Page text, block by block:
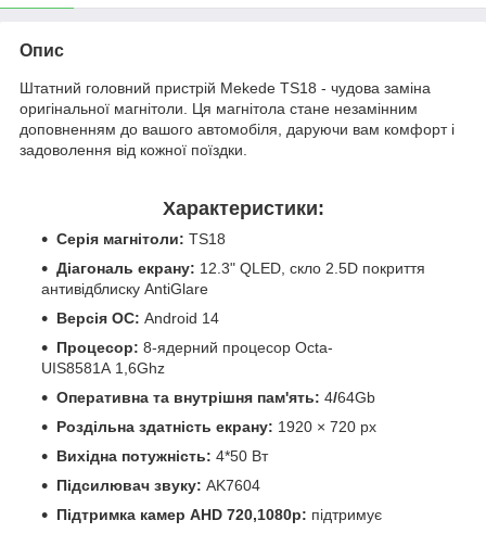
Опис
Штатний головний пристрій Mekede TS18 - чудова заміна
оригінальної магнітоли. Ця магнітола стане незамінним
доповненням до вашого автомобіля, даруючи вам комфорт і
задоволення від кожної поїздки.
Характеристики:
Серія магнітоли: TS18
Діагональ екрану: 12.3" QLED, скло 2.5D покриття
антивідблиску AntiGlare
Версія ОС: Android 14
Процесор: 8-ядерний процесор Octa-
UIS8581A 1,6Ghz
Оперативна та внутрішня пам'ять: 4/64Gb
Роздільна здатність екрану: 1920 × 720 px
Вихідна потужність: 4*50 Вт
Підсилювач звуку: AK7604
Підтримка камер AHD 720,1080р: підтримує